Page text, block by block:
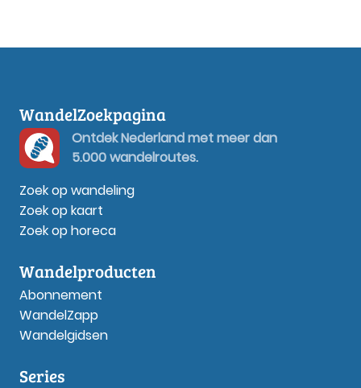
WandelZoekpagina
Ontdek Nederland met meer dan
5.000 wandelroutes.
Zoek op wandeling
Zoek op kaart
Zoek op horeca
Wandelproducten
Abonnement
WandelZapp
Wandelgidsen
Series